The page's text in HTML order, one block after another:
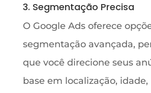
3. Segmentação Precisa
O Google Ads oferece
segmentação avançada,
que você direcione seus
base em localização, idade,